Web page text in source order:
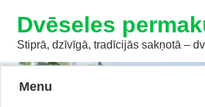
Dvēseles
Stiprā, dzīvīgā, tradīcijās sakņotā –
Menu